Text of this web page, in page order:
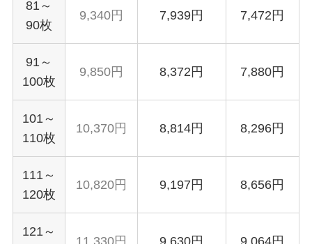
81～
90枚
9,340円 7,939円 7,472円
91～
100枚
9,850円 8,372円 7,880円
101～
110枚
10,370円 8,814円 8,296円
111～
120枚
10,820円 9,197円 8,656円
121～
11,330円 9,630円 9,064円